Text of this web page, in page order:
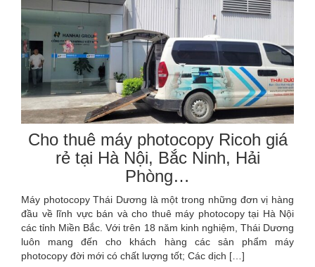
Cho thuê máy photocopy Ricoh giá
rẻ tại Hà Nội, Bắc Ninh, Hải
Phòng…
Máy photocopy Thái Dương là một trong những đơn vị hàng
đầu về lĩnh vực bán và cho thuê máy photocopy tại Hà Nội
các tỉnh Miền Bắc. Với trên 18 năm kinh nghiệm, Thái Dương
luôn mang đến cho khách hàng các sản phẩm máy
photocopy đời mới có chất lượng tốt; Các dịch […]